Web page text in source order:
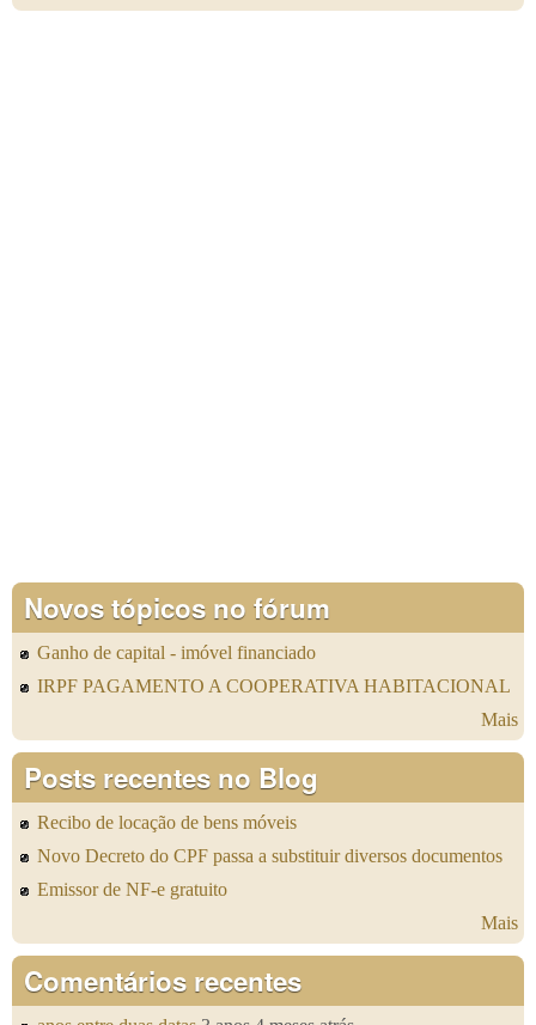
Novos tópicos no fórum
Ganho de capital - imóvel financiado
IRPF PAGAMENTO A COOPERATIVA HABITACIONAL
Mais
Posts recentes no Blog
Recibo de locação de bens móveis
Novo Decreto do CPF passa a substituir diversos documentos
Emissor de NF-e gratuito
Mais
Comentários recentes